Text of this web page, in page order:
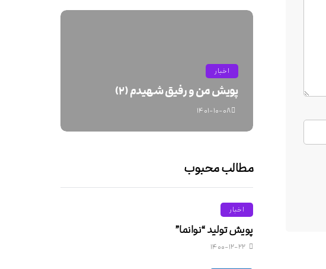
اخبار
پویش من و رفیق شهیدم (۲)
۱۴۰۱-۱۰-۰۸
مطالب محبوب
اخبار
پویش تولید “نوانما”
۱۴۰۰-۱۲-۲۲